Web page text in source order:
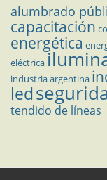
alumbrado
capacitación
energética
eléctrica
industria argentina
led
tendido de líneas